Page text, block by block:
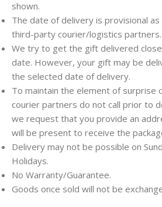
shown.
The date of delivery is provisional
third-party courier/logistics partners.
We try to get the gift delivered
date. However, your gift may be
the selected date of delivery.
To maintain the element of surprise
courier partners do not call prior to
we request that you provide an
will be present to receive the
Delivery may not be possible on
Holidays.
No Warranty/Guarantee.
Goods once sold will not be